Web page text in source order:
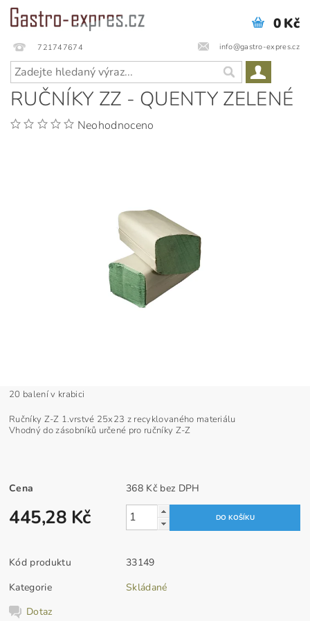
721747674 info@gastro-expres.cz
0 Kč
RUČNÍKY ZZ - QUENTY ZELENÉ
Neohodnoceno
20 balení v krabici
Ručníky Z-Z 1.vrstvé 25x23 z recyklovaného materiálu
Vhodný do zásobníků určené pro ručníky Z-Z
Cena 368 Kč bez DPH
445,28 Kč
Kód produktu
33149
Kategorie
Skládané
Dotaz